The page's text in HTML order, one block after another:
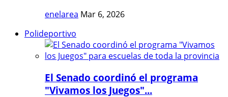
enelarea Mar 6, 2026
Polideportivo
El Senado coordinó el programa
"Vivamos los Juegos"...